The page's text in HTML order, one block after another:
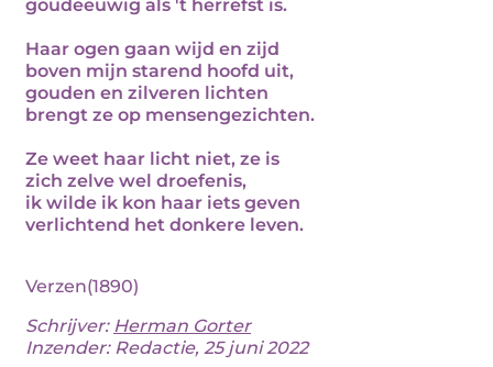
goudeeuwig als 't herrefst is.
Haar ogen gaan wijd en zijd
boven mijn starend hoofd uit,
gouden en zilveren lichten
brengt ze op mensengezichten.
Ze weet haar licht niet, ze is
zich zelve wel droefenis,
ik wilde ik kon haar iets geven
verlichtend het donkere leven.
Verzen(1890)
Schrijver: Herman Gorter
Inzender: Redactie, 25 juni 2022